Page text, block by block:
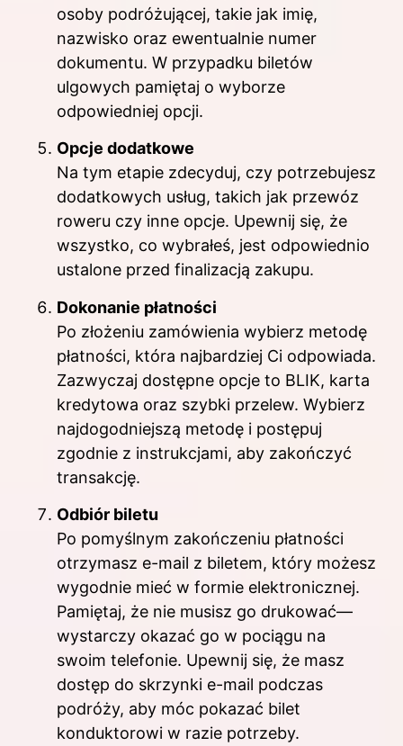
osoby podróżującej, takie jak imię,
nazwisko oraz ewentualnie numer
dokumentu. W przypadku biletów
ulgowych pamiętaj o wyborze
odpowiedniej opcji.
Opcje dodatkowe
Na tym etapie zdecyduj, czy potrzebujesz
dodatkowych usług, takich jak przewóz
roweru czy inne opcje. Upewnij się, że
wszystko, co wybrałeś, jest odpowiednio
ustalone przed finalizacją zakupu.
Dokonanie płatności
Po złożeniu zamówienia wybierz metodę
płatności, która najbardziej Ci odpowiada.
Zazwyczaj dostępne opcje to BLIK, karta
kredytowa oraz szybki przelew. Wybierz
najdogodniejszą metodę i postępuj
zgodnie z instrukcjami, aby zakończyć
transakcję.
Odbiór biletu
Po pomyślnym zakończeniu płatności
otrzymasz e-mail z biletem, który możesz
wygodnie mieć w formie elektronicznej.
Pamiętaj, że nie musisz go drukować—
wystarczy okazać go w pociągu na
swoim telefonie. Upewnij się, że masz
dostęp do skrzynki e-mail podczas
podróży, aby móc pokazać bilet
konduktorowi w razie potrzeby.